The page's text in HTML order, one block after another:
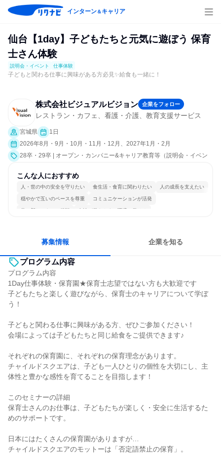
インターン＆キャリア
仙台【1day】子どもたちと元気に遊ぼう 保育
士さん体験
説明会・イベント 仕事体験
子どもと関わる仕事に興味がある方必見✨給食も一緒に！
株式会社ビジュアルビジョン 企業をフォロー
レストラン・カフェ、看護・介護、教育支援サービス
宮城県
1日
2026年8月・9月・10月・11月・12月、2027年1月・2月
28卒・29卒 | オープン・カンパニー&キャリア教育等（説明会・イベン
こんな人におすすめ
人・世の中の安全を守りたい 食生活・食育に関わりたい 人の成長を支えたい
穏やかで互いのペースを尊重 コミュニケーションが活発
常に新しいものに挑戦 女性が働きやすい環境で働ける
募集情報 企業を知る
プログラム内容
プログラム内容
1Day仕事体験・保育園★保育士志望ではない方も大歓迎です
子どもたちと楽しく遊びながら、保育士のキャリアについて学ぼ
う！
子どもと関わる仕事に興味がある方、ぜひご参加ください！
会場によっては子どもたちと同じ給食をご提供できます♪
それぞれの保育園に、それぞれの保育理念があります。
チャイルドスクエアは、子ども一人ひとりの個性を大切にし、主
体性と豊かな感性を育てることを目指します！
このセミナーの詳細
保育士さんのお仕事は、子どもたちが楽しく・安全に生活するた
めのサポートです。
日本にはたくさんの保育園がありますが…
チャイルドスクエアのモットーは「否定語禁止の保育」。